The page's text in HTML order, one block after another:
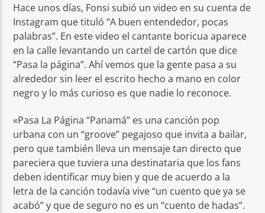
Hace unos días, Fonsi subió un video en su cuenta de
Instagram que tituló “A buen entendedor, pocas
palabras”. En este video el cantante boricua aparece
en la calle levantando un cartel de cartón que dice
“Pasa la página”. Ahí vemos que la gente pasa a su
alrededor sin leer el escrito hecho a mano en color
negro y lo más curioso es que nadie lo reconoce.
«Pasa La Página “Panamá” es una canción pop
urbana con un “groove” pegajoso que invita a bailar,
pero que también lleva un mensaje tan directo que
pareciera que tuviera una destinataria que los fans
deben identificar muy bien y que de acuerdo a la
letra de la canción todavía vive “un cuento que ya se
acabó” y que de seguro no es un “cuento de hadas”.